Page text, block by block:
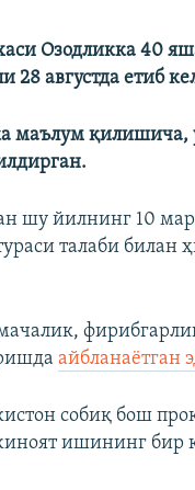
Озодликка 40
28 августда етиб
маълум қилишича,
шу йилнинг 10
талаби билан
айбланаётган
собиқ бош
ишининг бир